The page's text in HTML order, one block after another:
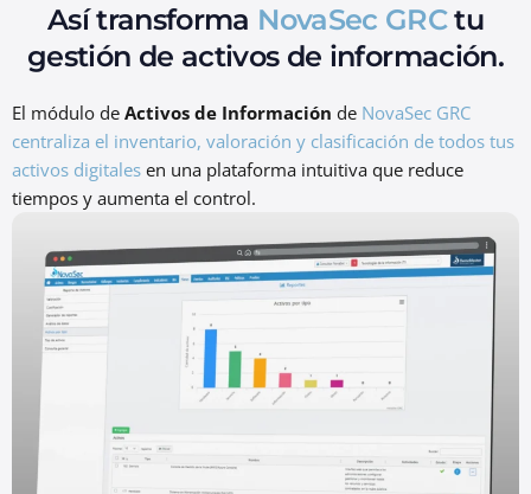
Así transforma NovaSec GRCtu
gestión de activos de información.
El módulo de Activos de Información de NovaSec GRC
centraliza el inventario, valoración y clasificación de todos tus
activos digitales en una plataforma intuitiva que reduce
tiempos y aumenta el control.